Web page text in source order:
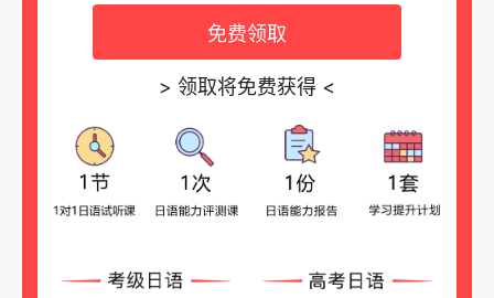
免费领取
> 领取将免费获得 <